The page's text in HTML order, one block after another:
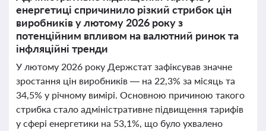
енергетиці спричинило різкий стрибок цін
виробників у лютому 2026 року з
потенційним впливом на валютний ринок та
інфляційні тренди
У лютому 2026 року Держстат зафіксував значне
зростання цін виробників — на 22,3% за місяць та
34,5% у річному вимірі. Основною причиною такого
стрибка стало адміністративне підвищення тарифів
у сфері енергетики на 53,1%, що було ухвалено